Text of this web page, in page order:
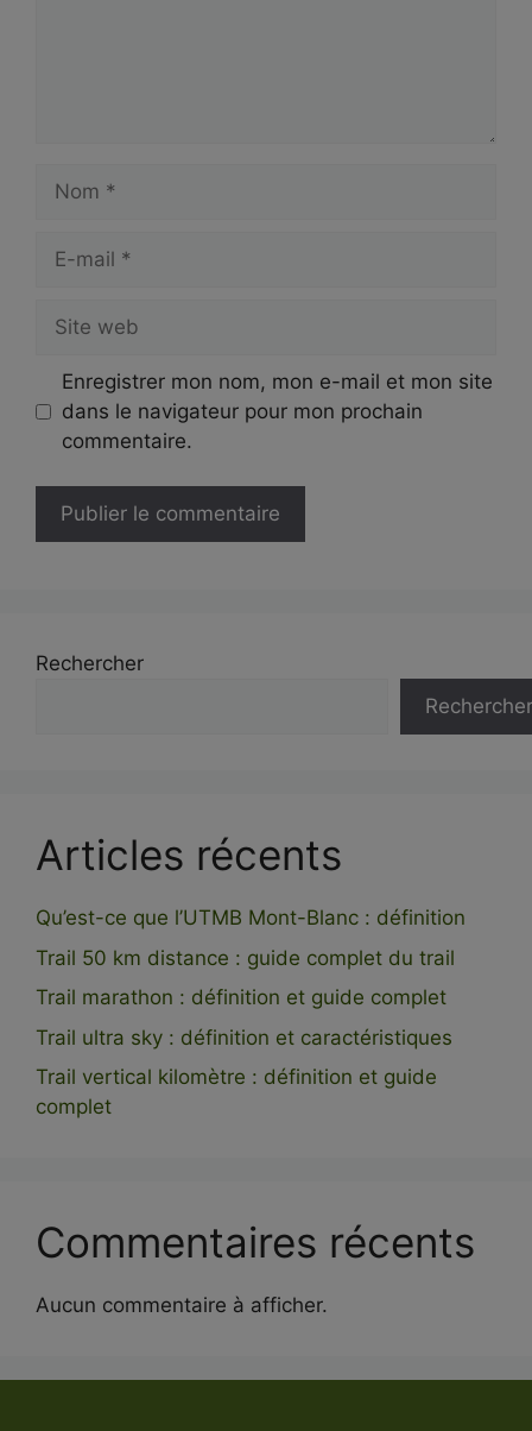
mail
web
Enregistrer mon nom, mon e-mail et mon site
dans le navigateur pour mon prochain
commentaire.
Rechercher
Rechercher
Articles récents
Qu’est-ce que l’UTMB Mont-Blanc : définition
Trail 50 km distance : guide complet du trail
Trail marathon : définition et guide complet
Trail ultra sky : définition et caractéristiques
Trail vertical kilomètre : définition et guide
complet
Commentaires récents
Aucun commentaire à afficher.